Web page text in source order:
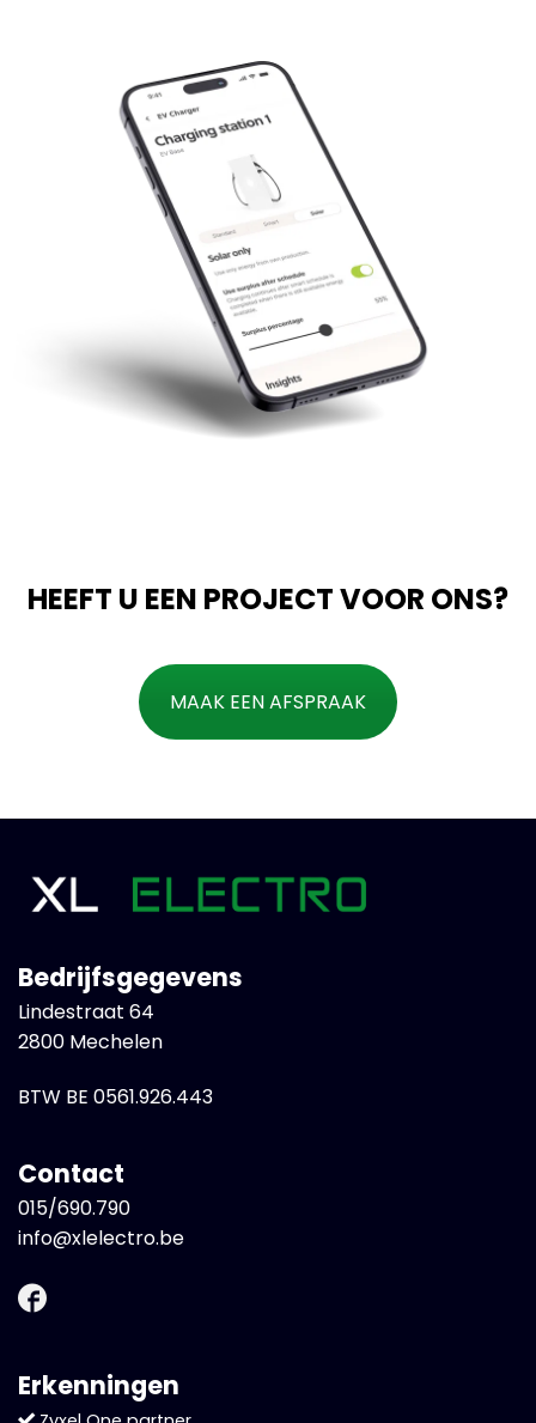
HEEFT U EEN PROJECT VOOR ONS?
MAAK EEN AFSPRAAK
Bedrijfsgegevens
Lindestraat 64
2800 Mechelen
BTW BE 0561.926.443
Contact
015/690.790
info@xlelectro.be
Erkenningen